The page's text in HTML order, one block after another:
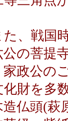
、戦国
公の菩提
家政公の
化財を多
仏頭(萩